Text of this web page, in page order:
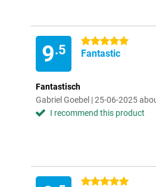
9.5
5 stars
Fantastic
Fantastisch
Gabriel Goebel | 25-06-2025
I recommend this product
5 stars